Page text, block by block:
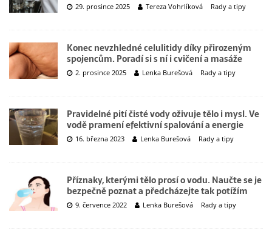
29. prosince 2025 Tereza Vohrlíková Rady a tipy
Konec nevzhledné celulitidy díky přirozeným
spojencům. Poradí si s ní i cvičení a masáže
2. prosince 2025 Lenka Burešová Rady a tipy
Pravidelné pití čisté vody oživuje tělo i mysl. Ve
vodě pramení efektivní spalování a energie
16. března 2023 Lenka Burešová Rady a tipy
Příznaky, kterými tělo prosí o vodu. Naučte se je
bezpečně poznat a předcházejte tak potížím
9. července 2022 Lenka Burešová Rady a tipy